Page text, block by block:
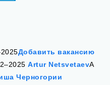
Добавить вакансию
Artur NetsvetaevА
Черногории